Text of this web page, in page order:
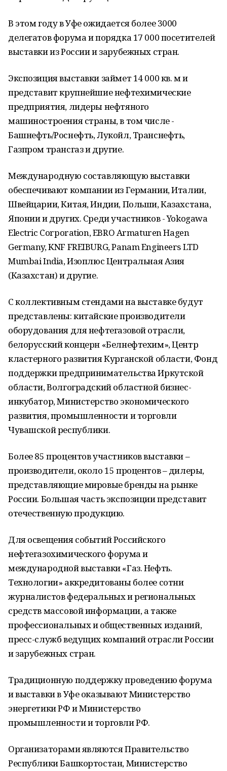
В этом году в Уфе ожидается более 3000
делегатов форума и порядка 17 000 посетителей
выставки из России и зарубежных стран.
Экспозиция выставки займет 14 000 кв. м и
представит крупнейшие нефтехимические
предприятия, лидеры нефтяного
машиностроения страны, в том числе -
Башнефть/Роснефть, Лукойл, Транснефть,
Газпром трансгаз и другие.
Международную составляющую выставки
обеспечивают компании из Германии, Италии,
Швейцарии, Китая, Индии, Польши, Казахстана,
Японии и других. Среди участников - Yokogawa
Electric Corporation, EBRO Armaturen Hagen
Germany, KNF FREIBURG, Panam Engineers LTD
Mumbai India, Изоплюс Центральная Азия
(Казахстан) и другие.
С коллективным стендами на выставке будут
представлены: китайские производители
оборудования для нефтегазовой отрасли,
белорусский концерн «Белнефтехим», Центр
кластерного развития Курганской области, Фонд
поддержки предпринимательства Иркутской
области, Волгоградский областной бизнес-
инкубатор, Министерство экономического
развития, промышленности и торговли
Чувашской республики.
Более 85 процентов участников выставки –
производители, около 15 процентов – дилеры,
представляющие мировые бренды на рынке
России. Большая часть экспозиции представит
отечественную продукцию.
Для освещения событий Российского
нефтегазохимического форума и
международной выставки «Газ. Нефть.
Технологии» аккредитованы более сотни
журналистов федеральных и региональных
средств массовой информации, а также
профессиональных и общественных изданий,
пресс-служб ведущих компаний отрасли России
и зарубежных стран.
Традиционную поддержку проведению форума
и выставки в Уфе оказывают Министерство
энергетики РФ и Министерство
промышленности и торговли РФ.
Организаторами являются Правительство
Республики Башкортостан, Министерство